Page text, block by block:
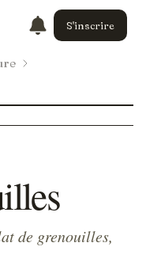
S'inscrire
de grenouilles,